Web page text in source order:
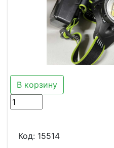
В корзину
Код: 15514